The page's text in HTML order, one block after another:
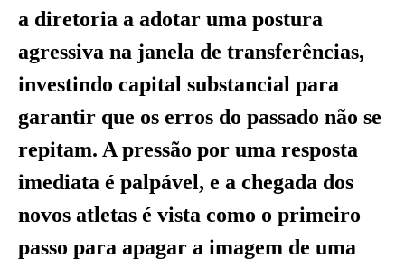
a diretoria a adotar uma postura
agressiva na janela de transferências,
investindo capital substancial para
garantir que os erros do passado não se
repitam. A pressão por uma resposta
imediata é palpável, e a chegada dos
novos atletas é vista como o primeiro
passo para apagar a imagem de uma